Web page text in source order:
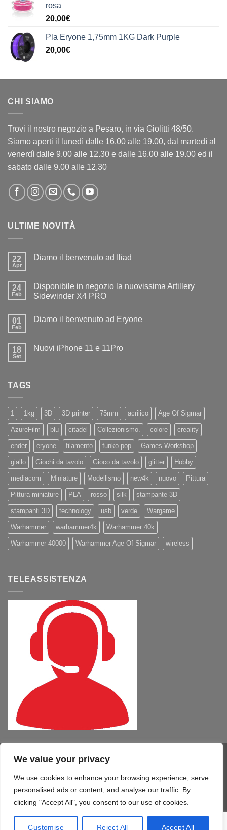
We value your privacy
We use cookies to enhance your browsing experience, serve
personalised ads or content, and analyse our traffic. By
clicking "Accept All", you consent to our use of cookies.
Customise Reject All Accept All
rosa
20,00€
Pla Eryone 1,75mm 1KG Dark Purple
20,00€
CHI SIAMO
Trovi il nostro negozio a Pesaro, in via Giolitti 48/50.
Siamo aperti il lunedì dalle 16.00 alle 19.00, dal martedì al
venerdì dalle 9.00 alle 12.30 e dalle 16.00 alle 19.00 ed il
sabato dalle 9.00 alle 12.30
ULTIME NOVITÀ
22
Apr
Diamo il benvenuto ad Iliad
Diamo
il
benvenuto
24
Feb
Disponibile in negozio la nuovissima Artillery
Sidewinder X4 PRO
su
la
nuovissima
01
Feb
Diamo il benvenuto ad Eryone
Diamo
18
Set
Nuovi iPhone 11 e 11Pro
TAGS
1 1kg 3D 3D printer 75mm acrilico Age Of Sigmar
AzureFilm blu citadel Collezionismo. colore creality
ender eryone filamento funko pop Games Workshop
giallo Giochi da tavolo Gioco da tavolo glitter Hobby
mediacom Miniature Modellismo new4k nuovo Pittura
Pittura miniature PLA rosso silk stampante 3D
stampanti 3D technology usb verde Wargame
Warhammer warhammer4k Warhammer 40k
Warhammer 40000 Warhammer Age Of Sigmar wireless
TELEASSISTENZA
Visa PayPal MasterCard
Delivery
COMPUTER – TABLET – SMARTPHONE SOFTWARE
SERVIZI
STAMPA 3D
TELEFONIA CONTATTI
Copyright 2026 ©Mono Informatica S.r.l.c.r.
0721.1921940 - P.IVA 02515170419